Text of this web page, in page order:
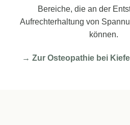
Bereiche, die an der
Aufrechterhaltung von
können.
→ Zur Osteopathie bei